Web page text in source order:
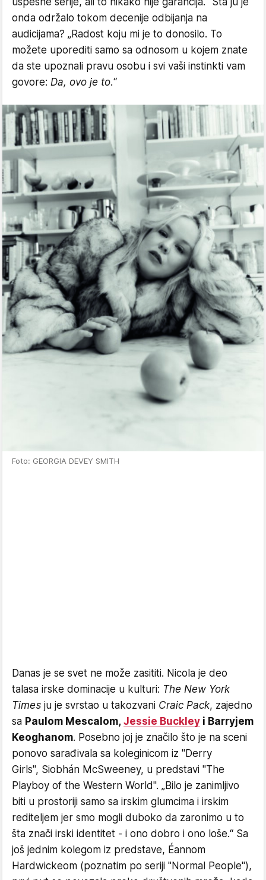
onda održalo tokom decenije odbijanja na
audicijama? „Radost koju mi je to donosilo. To
možete uporediti samo sa odnosom u kojem znate
da ste upoznali pravu osobu i svi vaši instinkti vam
govore: Da, ovo je to.“
Foto: GEORGIA DEVEY SMITH
Danas je se svet ne može zasititi. Nicola je deo
talasa irske dominacije u kulturi: The New York
Times ju je svrstao u takozvani Craic Pack, zajedno
sa Paulom Mescalom, Jessie Buckley i Barryjem
Keoghanom. Posebno joj je značilo što je na sceni
ponovo sarađivala sa koleginicom iz "Derry
Girls", Siobhán McSweeney, u predstavi "The
Playboy of the Western World". „Bilo je zanimljivo
biti u prostoriji samo sa irskim glumcima i irskim
rediteljem jer smo mogli duboko da zaronimo u to
šta znači irski identitet - i ono dobro i ono loše.“ Sa
još jednim kolegom iz predstave, Éannom
Hardwickeom (poznatim po seriji "Normal People"),